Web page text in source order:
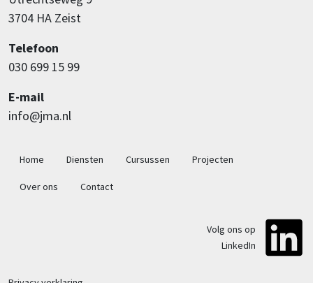
3704 HA Zeist
Telefoon
030 699 15 99
E-mail
info@jma.nl
Hoofdnavigatie
Home Diensten Cursussen Projecten
Over ons Contact
Volg ons op
LinkedIn